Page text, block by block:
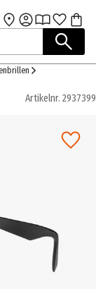
Artikelnr. 2937399